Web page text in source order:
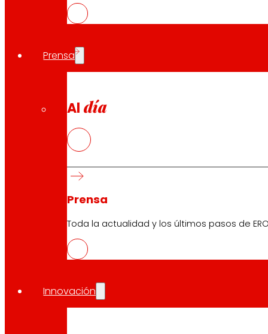
Prensa
Al día
Prensa
Toda la actualidad y los últimos pasos de
Innovación